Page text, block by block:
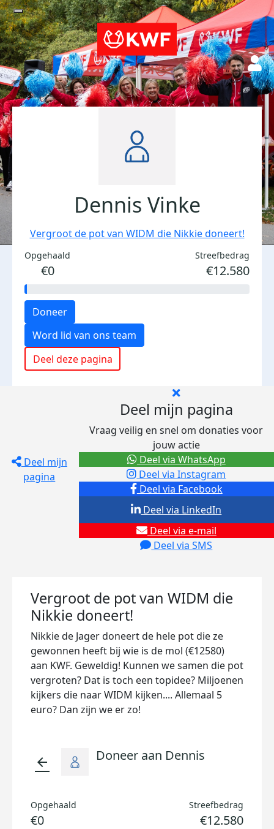
Dennis Vinke
Vergroot de pot van WIDM die Nikkie doneert!
Opgehaald
€0
Streefbedrag
€12.580
Doneer
Word lid van ons team
Deel deze pagina
Deel mijn
pagina
Deel mijn pagina
Vraag veilig en snel om donaties voor
jouw actie
Deel via Facebook
Deel via Instagram
Deel via e-mail
Deel via SMS
Deel via LinkedIn
Deel via WhatsApp
Vergroot de pot van WIDM die
Nikkie doneert!
Nikkie de Jager doneert de hele pot die ze
gewonnen heeft bij wie is de mol (€12580)
aan KWF. Geweldig! Kunnen we samen die pot
vergroten? Dat is toch een topidee? Miljoenen
kijkers die naar WIDM kijken.... Allemaal 5
euro? Dan zijn we er zo!
arrow_back Doneer aan Dennis
Opgehaald
€0
Streefbedrag
€12.580